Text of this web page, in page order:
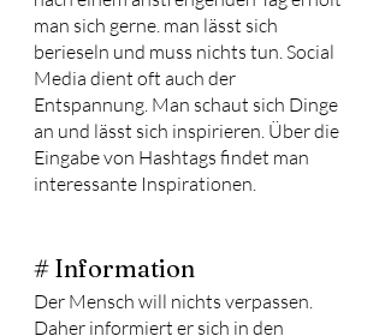
man sich gerne. man lässt sich
berieseln und muss nichts tun. Social
Media dient oft auch der
Entspannung. Man schaut sich Dinge
an und lässt sich inspirieren. Über die
Eingabe von Hashtags findet man
interessante Inspirationen.
# Information
Der Mensch will nichts verpassen.
Daher informiert er sich in den